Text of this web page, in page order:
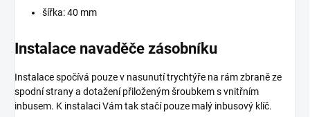
šířka: 40 mm
Instalace navaděče zásobníku
Instalace spočívá pouze v nasunutí trychtýře na rám zbraně ze
spodní strany a dotažení přiloženým šroubkem s vnitřním
inbusem. K instalaci Vám tak stačí pouze malý inbusový klíč.